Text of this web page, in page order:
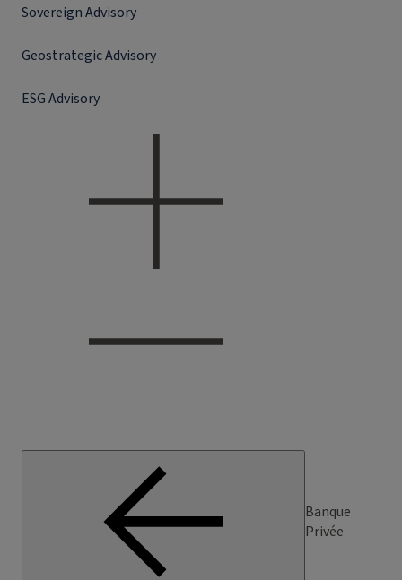
Sovereign Advisory
Geostrategic Advisory
ESG Advisory
Banque
Privée